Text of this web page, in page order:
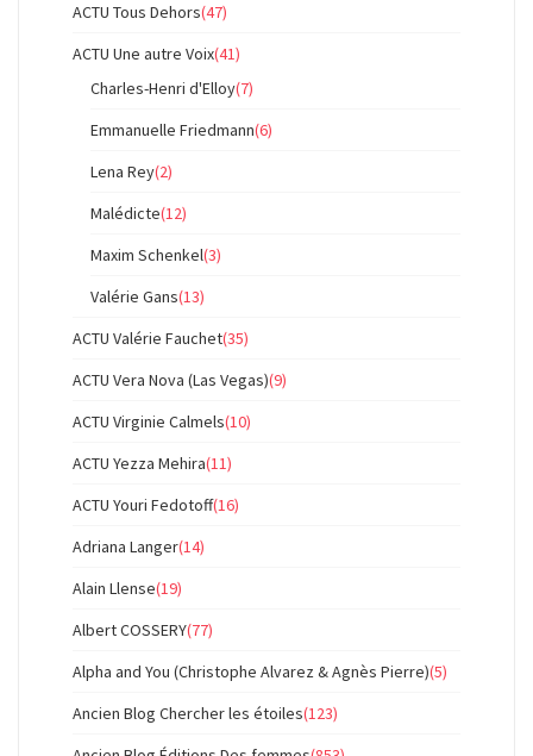
ACTU Tous Dehors(47)
ACTU Une autre Voix(41)
Charles-Henri d'Elloy(7)
Emmanuelle Friedmann(6)
Lena Rey(2)
Malédicte(12)
Maxim Schenkel(3)
Valérie Gans(13)
ACTU Valérie Fauchet(35)
ACTU Vera Nova (Las Vegas)(9)
ACTU Virginie Calmels(10)
ACTU Yezza Mehira(11)
ACTU Youri Fedotoff(16)
Adriana Langer(14)
Alain Llense(19)
Albert COSSERY(77)
Alpha and You (Christophe Alvarez & Agnès Pierre)(5)
Ancien Blog Chercher les étoiles(123)